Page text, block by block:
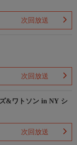
次回放送
次回放送
&ワトソン in NY シ
次回放送